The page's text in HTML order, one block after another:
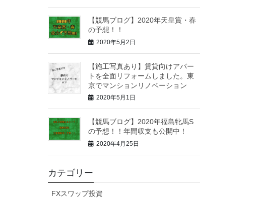
【競馬ブログ】2020年天皇賞・春
の予想！！
2020年5月2日
【施工写真あり】賃貸向けアパー
トを全面リフォームしました。東
京でマンションリノベーション
2020年5月1日
【競馬ブログ】2020年福島牝馬S
の予想！！年間収支も公開中！
2020年4月25日
カテゴリー
FXスワップ投資